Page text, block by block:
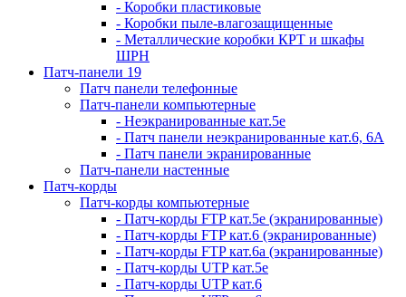
- Коробки пластиковые
- Коробки пыле-влагозащищенные
- Металлические коробки КРТ и шкафы
ШРН
Патч-панели 19
Патч панели телефонные
Патч-панели компьютерные
- Неэкранированные кат.5е
- Патч панели неэкранированные кат.6, 6А
- Патч панели экранированные
Патч-панели настенные
Патч-корды
Патч-корды компьютерные
- Патч-корды FTP кат.5е (экранированные)
- Патч-корды FTP кат.6 (экранированные)
- Патч-корды FTP кат.6а (экранированные)
- Патч-корды UTP кат.5е
- Патч-корды UTP кат.6